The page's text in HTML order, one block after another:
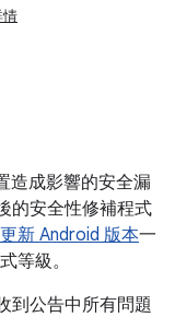
造成影響的安全漏
的安全性修補程式
新 Android 版本一
等級。
到公告中所有問題